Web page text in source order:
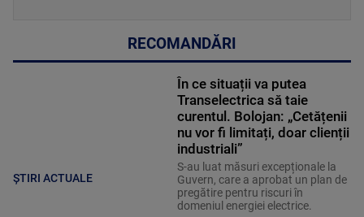
RECOMANDĂRI
ȘTIRI ACTUALE
În ce situații va putea
Transelectrica să taie
curentul. Bolojan: „Cetățenii
nu vor fi limitați, doar clienții
industriali”
S-au luat măsuri excepționale la
Guvern, care a aprobat un plan de
pregătire pentru riscuri în
domeniul energiei electrice.